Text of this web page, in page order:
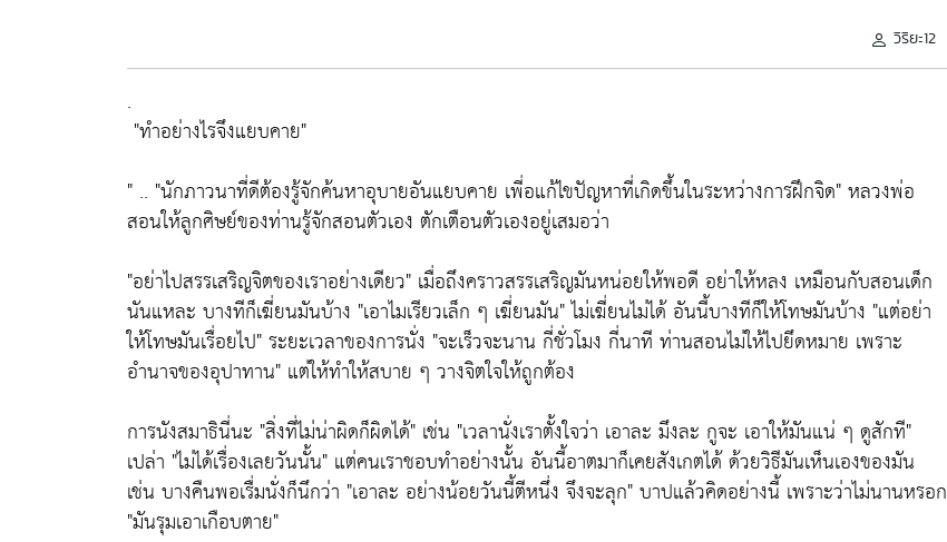
วิริยะ12
.
"ทำอย่างไรจึงแยบคาย"
" .. "นักภาวนาที่ดีต้องรู้จักค้นหาอุบายอันแยบคาย เพี่อแก้ไขปัญหาที่เกิดขึ้นในระหว่างการฝึกจิด"หลวงพ่อ
สอนให้ลูกศิษย์ของท่านรู้จักสอนตัวเอง ตักเตือนตัวเองอยู่เสมอว่า
"อย่าไปสรรเสริญจิตของเราอย่างเดียว" เมื่อถึงคราวสรรเสริญมันหน่อยให้พอดี อย่าให้หลง เหมือนกับสอนเด็ก
นันแหละ บางทีก็เฆี่ยนมันบ้าง "เอาไมเรียวเล็ก ๆ เฆี่ยนมัน"ไม่เฆี่ยนไม่ได้ อันนี้บางทีก็ให้โทษมันบ้าง "แต่อย่า
ให้โทษมันเรื่อยไป"ระยะเวลาของการนั่ง "จะเร็วจะนาน กี่ชั่วโมง กี่นาที ท่านสอนไม่ให้ไปยึดหมาย เพราะ
อำนาจของอุปาทาน" แต่ให้ทำให้สบาย ๆ วางจิตใจให้ถูกต้อง
การนังสมาธินี่นะ "สิ่งที่ไม่น่าผิดก็ผิดได้" เช่น "เวลานั่งเราตั้งใจว่า เอาละ มึงละ กูจะ เอาให้มันแน่ ๆ ดูสักที"
เปล่า "ไม่ได้เรื่องเลยวันนั้น" แต่คนเราชอบทำอย่างนั้น อันนี้อาตมาก็เคยสังเกตได้ ด้วยวิธีมันเห็นเองของมัน
เช่น บางคืนพอเรื่มนั่งก็นึกว่า "เอาละ อย่างน้อยวันนี้ตีหนึ่ง จึงจะลุก"บาปแล้วคิดอย่างนี้ เพราะว่าไม่นานหรอก
"มันรุมเอาเกือบตาย"